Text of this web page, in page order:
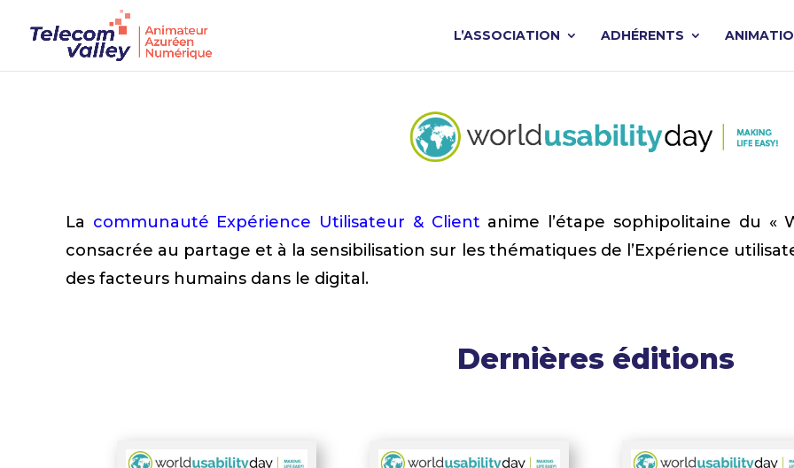
L’ASSOCIATION ADHÉRENTS
La communauté Expérience Utilisateur & Client anime l’étape sophipolitaine du «
consacrée au partage et à la sensibilisation sur les thématiques de l’Expérience
des facteurs humains dans le digital.
Dernières éditions